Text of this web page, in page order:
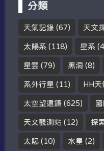
分類
天氣記錄 (67) 天文
太陽系 (118) 星系
星雲 (79) 黑洞 (8)
系外行星 (11) HH天
太空望遠鏡 (625)
天文觀測站 (12) 探
太陽 (10) 水星 (2)